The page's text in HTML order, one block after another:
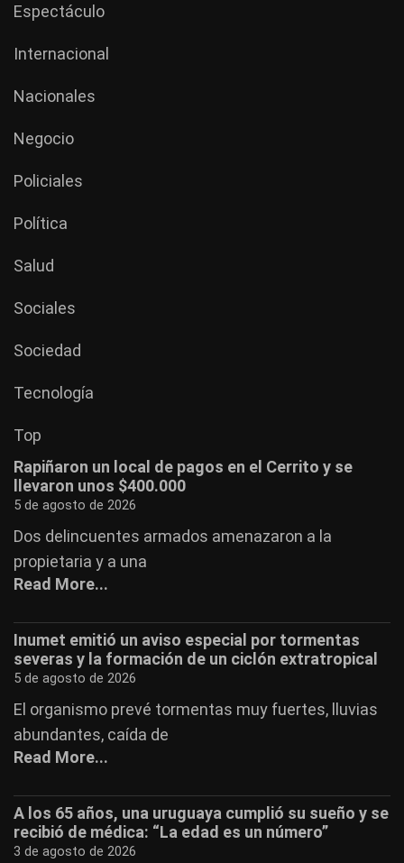
Espectáculo
Internacional
Nacionales
Negocio
Policiales
Política
Salud
Sociales
Sociedad
Tecnología
Top
Rapiñaron un local de pagos en el Cerrito y se
llevaron unos $400.000
5 de agosto de 2026
Dos delincuentes armados amenazaron a la
propietaria y a una
Read More...
Inumet emitió un aviso especial por tormentas
severas y la formación de un ciclón extratropical
5 de agosto de 2026
El organismo prevé tormentas muy fuertes, lluvias
abundantes, caída de
Read More...
A los 65 años, una uruguaya cumplió su sueño y se
recibió de médica: “La edad es un número”
3 de agosto de 2026